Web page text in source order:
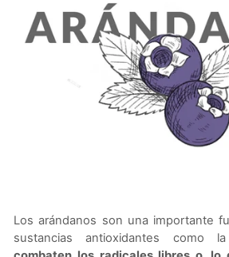
Los arándanos son una importante
sustancias antioxidantes como